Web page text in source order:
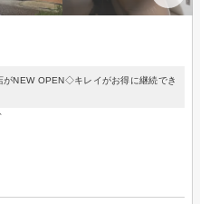
がNEW OPEN◇キレイがお得に継続でき